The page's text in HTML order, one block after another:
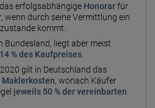
erfolgs­abhängige Honorarfür
wenn durch seine Vermittlung ein
kommt.
Bundes­land, liegt aber meist
% des Kauf­preises.
gilt in Deutschland das
Makler­kosten, wonach Käufer
jeweils 50 % der verein­barten